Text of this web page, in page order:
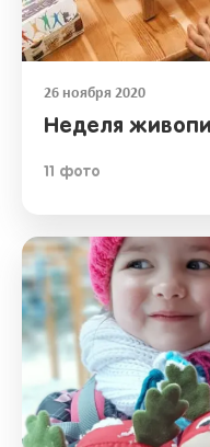
26 ноября 2020
Неделя
11 фото